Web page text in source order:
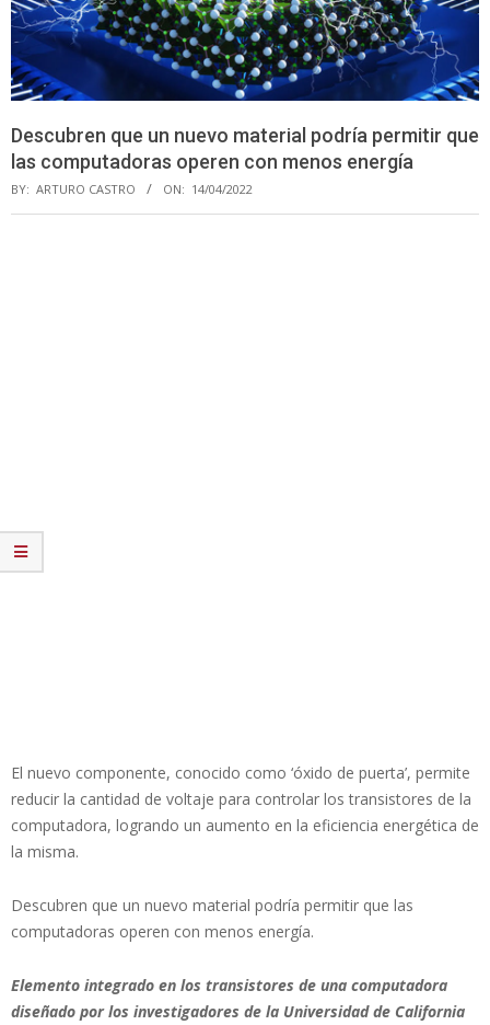
Descubren que un nuevo material podría permitir que
las computadoras operen con menos energía
BY: ARTURO CASTRO ON: 14/04/2022
El nuevo componente, conocido como ‘óxido de puerta’, permite
reducir la cantidad de voltaje para controlar los transistores de la
computadora, logrando un aumento en la eficiencia energética de
la misma.
Descubren que un nuevo material podría permitir que las
computadoras operen con menos energía.
Elemento integrado en los transistores de una computadora
diseñado por los investigadores de la Universidad de California